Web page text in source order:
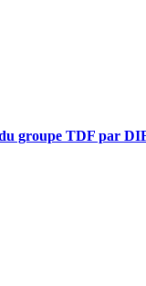
groupe TDF par